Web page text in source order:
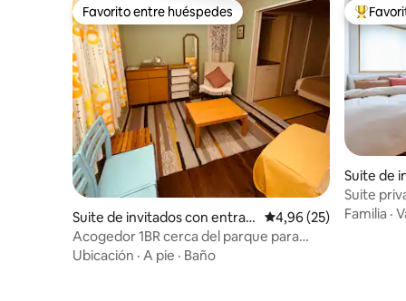
Favorito entre huéspedes
Favorito entre huéspedes
Suite de invitados con entrad
a independiente en Setagaya
Calificación promedio:
4,96 (25)
Acogedor 1BR cerca del parque para
parejas y viajeros solos
Ubicación · A pie · Baño
Suite de
a
a
Suite
Familia ·